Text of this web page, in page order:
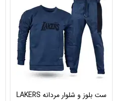
ست بلوز و شلوار مردانه LAKERS